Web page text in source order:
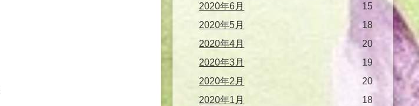
2020年6月
15
2020年5月
18
2020年4月
20
2020年3月
19
2020年2月
20
2020年1月
18